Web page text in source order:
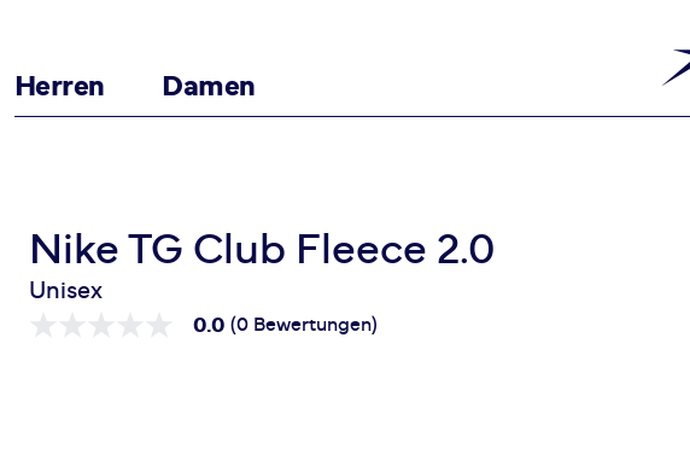
Herren Damen
TG Club Fleece 2.0
Nike TG Club Fleece 2.0
Unisex
0.0 (0 Bewertungen)